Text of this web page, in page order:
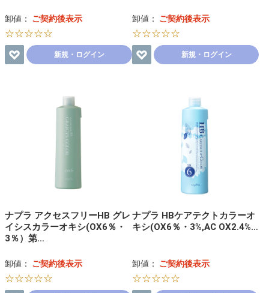
卸値： ご契約後表示
☆☆☆☆☆
新規・ログイン
卸値： ご契約後表示
☆☆☆☆☆
新規・ログイン
ナプラ アクセスフリーHB グレ
イシスカラーオキシ(OX6％・
3％）第…
卸値： ご契約後表示
☆☆☆☆☆
ナプラ HBケアテクトカラーオ
キシ(OX6％・3%,AC OX2.4%…
卸値： ご契約後表示
☆☆☆☆☆